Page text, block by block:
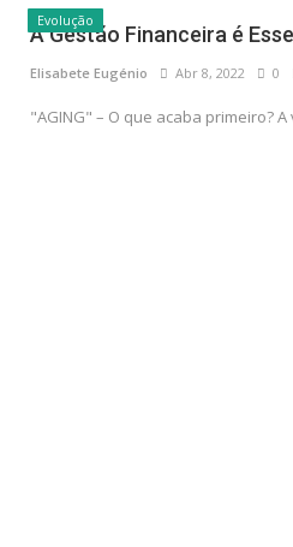
Evolução
A Gestão Financeira é
Elisabete Eugénio Abr 8, 2022 0
"AGING" – O que acaba primeiro?